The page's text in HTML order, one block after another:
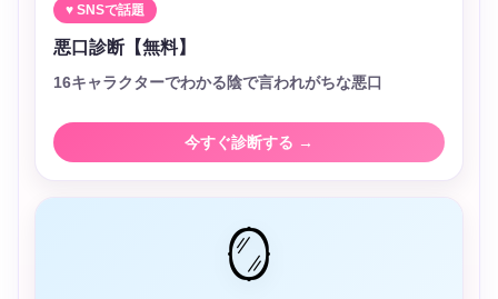
♥ SNSで話題
悪口診断【無料】
16キャラクターでわかる陰で言われがちな悪口
今すぐ診断する →
🪞